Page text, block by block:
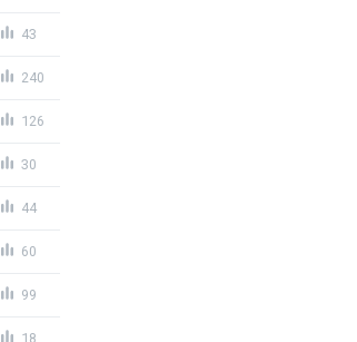
43
240
126
30
44
60
99
18